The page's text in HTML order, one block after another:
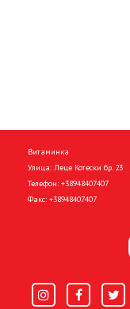
Витаминка
Улица: Леце Котески бр. 23
Телефон: +38948407407
Факс: +38948407407